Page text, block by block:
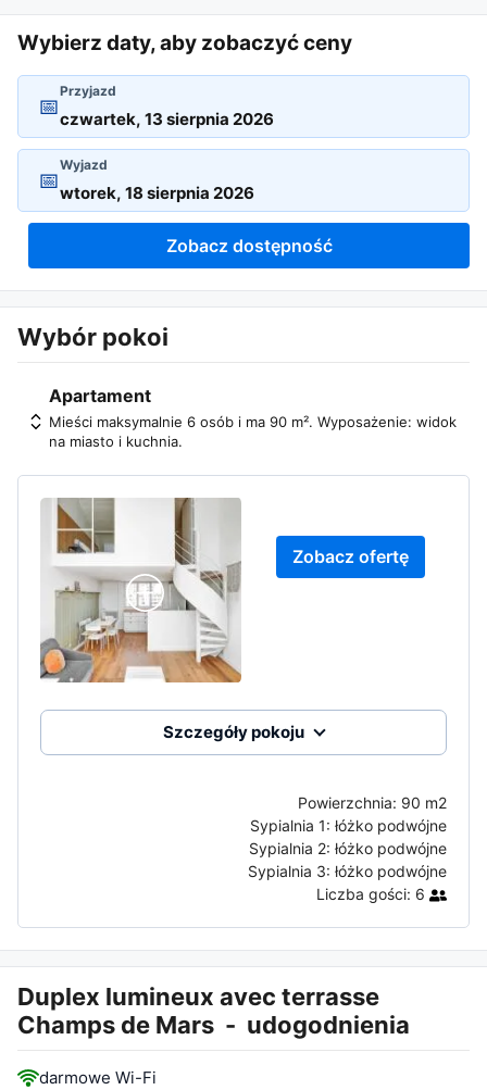
Wybierz daty, aby zobaczyć ceny
📅
Przyjazd
📅
Wyjazd
Zobacz dostępność
Wybór pokoi
Apartament
Mieści maksymalnie 6 osób i ma 90 m². Wyposażenie: widok
na miasto i kuchnia.
Zobacz ofertę
Szczegóły pokoju
Powierzchnia: 90 m2
Sypialnia 1: łóżko podwójne
Sypialnia 2: łóżko podwójne
Sypialnia 3: łóżko podwójne
Liczba gości: 6
Duplex lumineux avec terrasse
Champs de Mars - udogodnienia
darmowe Wi-Fi